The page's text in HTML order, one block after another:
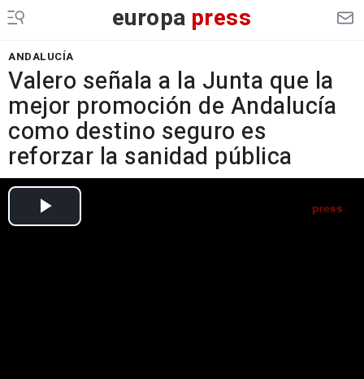
europa press
ANDALUCÍA
Valero señala a la Junta que la
mejor promoción de Andalucía
como destino seguro es
reforzar la sanidad pública